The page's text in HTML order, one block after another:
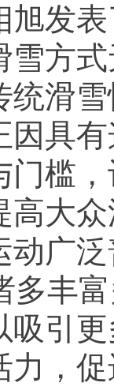
旭发
雪方
统滑
因具
门槛
高大
动广
多丰
吸引
力，